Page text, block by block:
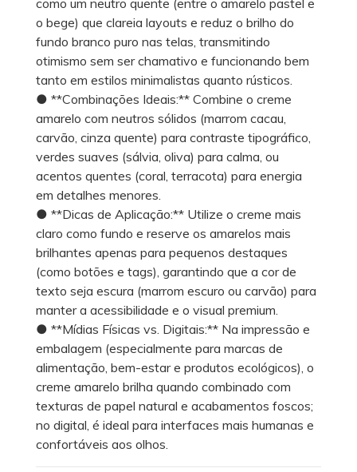
o bege) que clareia layouts e reduz o brilho do
fundo branco puro nas telas, transmitindo
otimismo sem ser chamativo e funcionando bem
tanto em estilos minimalistas quanto rústicos.
● **Combinações Ideais:** Combine o creme
amarelo com neutros sólidos (marrom cacau,
carvão, cinza quente) para contraste tipográfico,
verdes suaves (sálvia, oliva) para calma, ou
acentos quentes (coral, terracota) para energia
em detalhes menores.
● **Dicas de Aplicação:** Utilize o creme mais
claro como fundo e reserve os amarelos mais
brilhantes apenas para pequenos destaques
(como botões e tags), garantindo que a cor de
texto seja escura (marrom escuro ou carvão) para
manter a acessibilidade e o visual premium.
● **Mídias Físicas vs. Digitais:** Na impressão e
embalagem (especialmente para marcas de
alimentação, bem-estar e produtos ecológicos), o
creme amarelo brilha quando combinado com
texturas de papel natural e acabamentos foscos;
no digital, é ideal para interfaces mais humanas e
confortáveis aos olhos.